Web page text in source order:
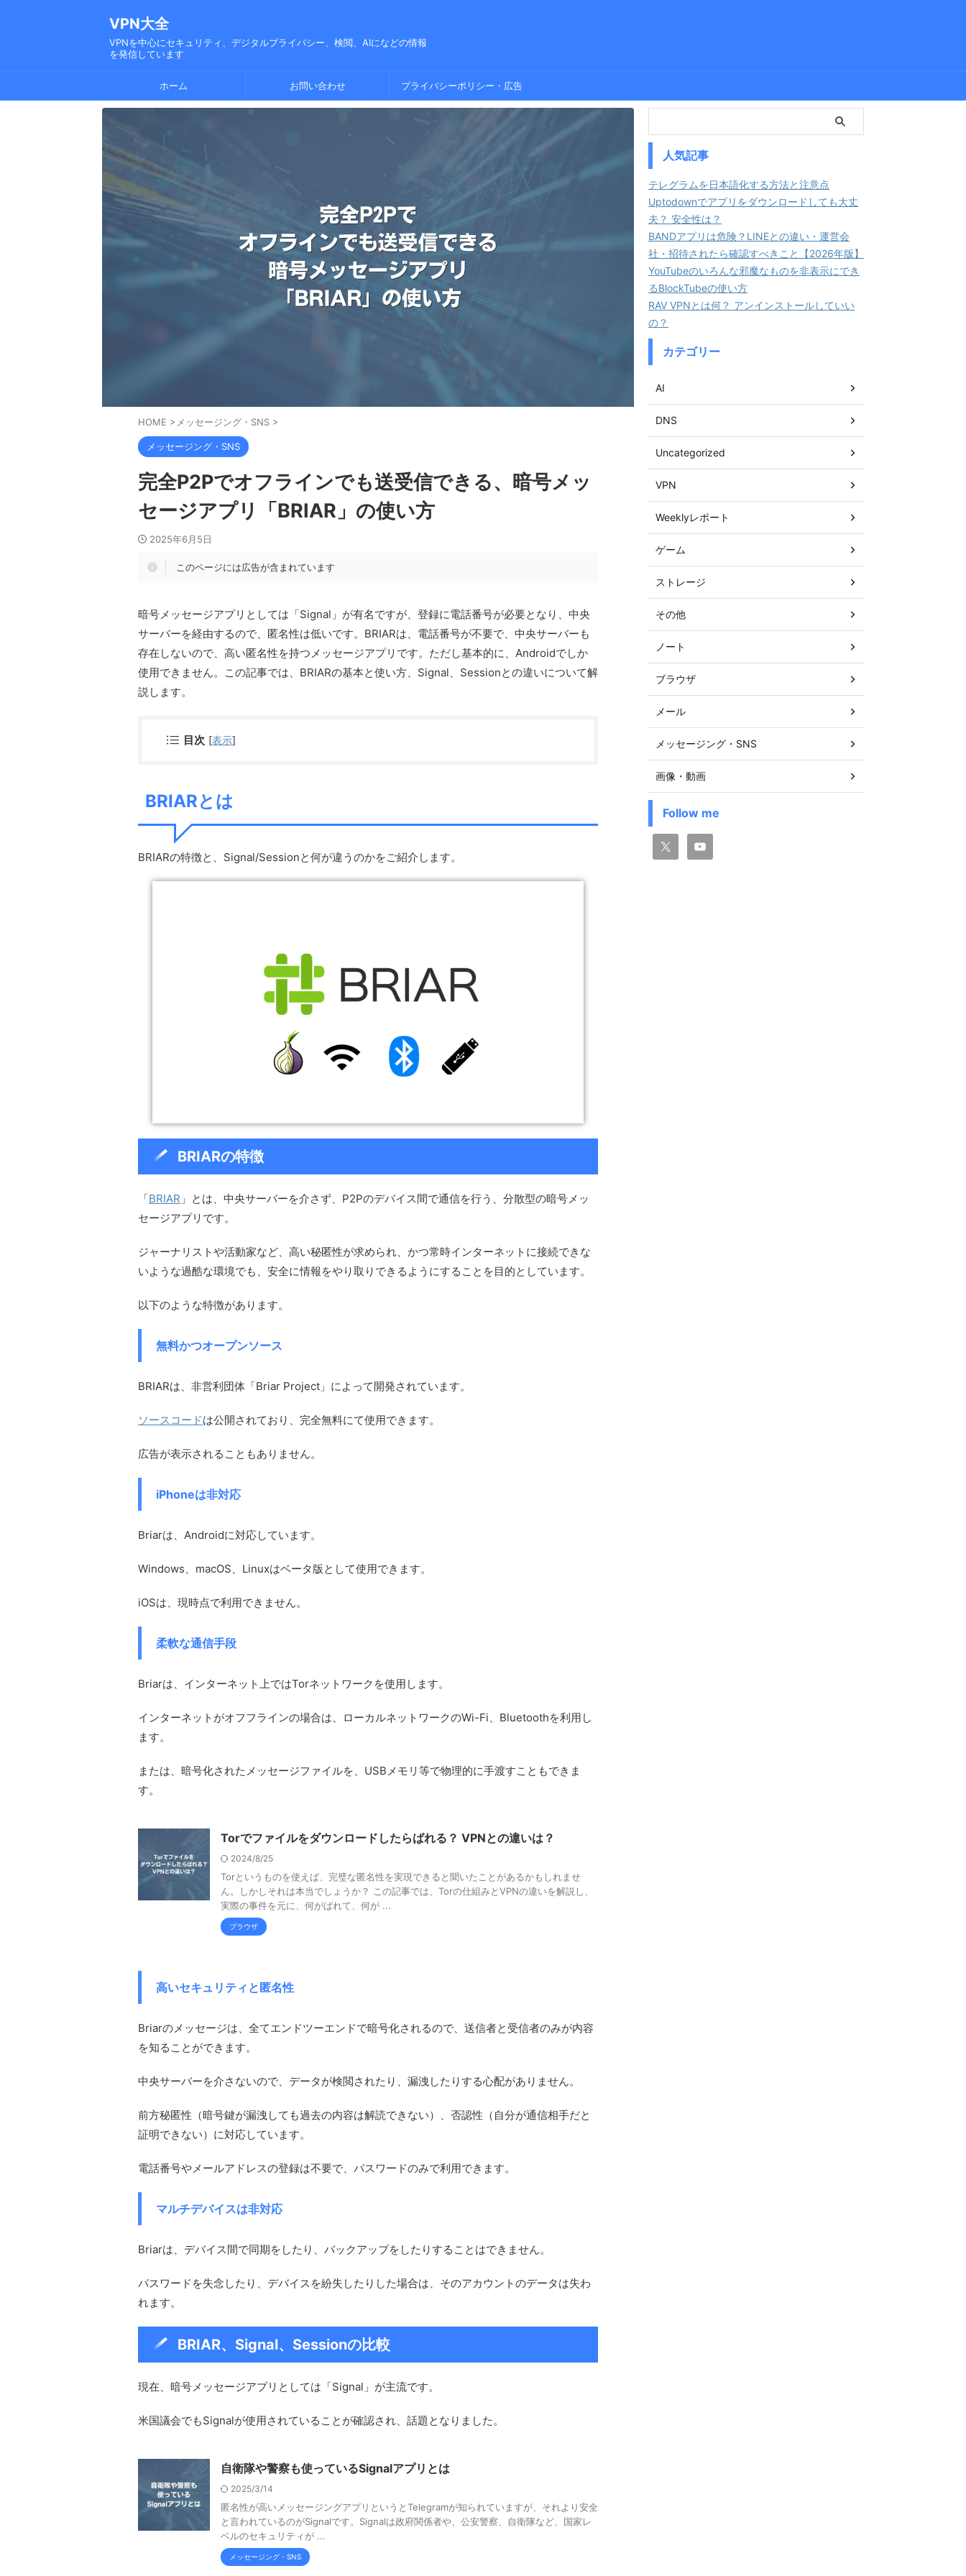
VPN大全
VPNを中心にセキュリティ、デジタルプライバシー、検閲、AIになどの情報
を発信しています
ホーム お問い合わせ プライバシーポリシー・広告
HOME >メッセージング・SNS >
メッセージング・SNS
完全P2Pでオフラインでも送受信できる、暗号メッ
セージアプリ「BRIAR」の使い方
2025年6月5日
このページには広告が含まれています
暗号メッセージアプリとしては「Signal」が有名ですが、登録に電話番号が必要となり、中央
サーバーを経由するので、匿名性は低いです。BRIARは、電話番号が不要で、中央サーバーも
存在しないので、高い匿名性を持つメッセージアプリです。ただし基本的に、Androidでしか
使用できません。この記事では、BRIARの基本と使い方、Signal、Sessionとの違いについて解
説します。
目次 [表示]
BRIARとは
BRIARの特徴と、Signal/Sessionと何が違うのかをご紹介します。
BRIARの特徴
「BRIAR 」とは、中央サーバーを介さず、P2Pのデバイス間で通信を行う、分散型の暗号メッ
セージアプリです。
ジャーナリストや活動家など、高い秘匿性が求められ、かつ常時インターネットに接続できな
いような過酷な環境でも、安全に情報をやり取りできるようにすることを目的としています。
以下のような特徴があります。
無料かつオープンソース
BRIARは、非営利団体「Briar Project」によって開発されています。
ソースコードは公開されており、完全無料にて使用できます。
広告が表示されることもありません。
iPhoneは非対応
Briarは、Androidに対応しています。
Windows、macOS、Linuxはベータ版として使用できます。
iOSは、現時点で利用できません。
柔軟な通信手段
Briarは、インターネット上ではTorネットワークを使用します。
インターネットがオフフラインの場合は、ローカルネットワークのWi-Fi、Bluetoothを利用し
ます。
または、暗号化されたメッセージファイルを、USBメモリ等で物理的に手渡すこともできま
す。
Torでファイルをダウンロードしたらばれる？ VPNとの違いは？
2024/8/25
Torというものを使えば、完璧な匿名性を実現できると聞いたことがあるかもしれませ
ん。しかしそれは本当でしょうか？ この記事では、Torの仕組みとVPNの違いを解説し、
実際の事件を元に、何がばれて、何が ...
ブラウザ
高いセキュリティと匿名性
Briarのメッセージは、全てエンドツーエンドで暗号化されるので、送信者と受信者のみが内容
を知ることができます。
中央サーバーを介さないので、データが検閲されたり、漏洩したりする心配がありません。
前方秘匿性（暗号鍵が漏洩しても過去の内容は解読できない）、否認性（自分が通信相手だと
証明できない）に対応しています。
電話番号やメールアドレスの登録は不要で、パスワードのみで利用できます。
マルチデバイスは非対応
Briarは、デバイス間で同期をしたり、バックアップをしたりすることはできません。
パスワードを失念したり、デバイスを紛失したりした場合は、そのアカウントのデータは失わ
れます。
BRIAR、Signal、Sessionの比較
現在、暗号メッセージアプリとしては「Signal」が主流です。
米国議会でもSignalが使用されていることが確認され、話題となりました。
自衛隊や警察も使っているSignalアプリとは
2025/3/14
匿名性が高いメッセージングアプリというとTelegramが知られていますが、それより安全
と言われているのがSignalです。Signalは政府関係者や、公安警察、自衛隊など、国家レ
ベルのセキュリティが ...
メッセージング・SNS
人気記事
テレグラムを日本語化する方法と注意点
Uptodownでアプリをダウンロードしても大丈
夫？ 安全性は？
BANDアプリは危険？LINEとの違い・運営会
社・招待されたら確認すべきこと【2026年版】
YouTubeのいろんな邪魔なものを非表示にでき
るBlockTubeの使い方
RAV VPNとは何？ アンインストールしていい
の？
カテゴリー
AI
DNS
Uncategorized
VPN
Weeklyレポート
ゲーム
ストレージ
その他
ノート
ブラウザ
メール
メッセージング・SNS
画像・動画
Follow me